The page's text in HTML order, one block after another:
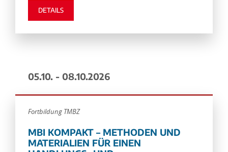
DETAILS
05.10. - 08.10.2026
Fortbildung TMBZ
MBI KOMPAKT – METHODEN UND
MATERIALIEN FÜR EINEN